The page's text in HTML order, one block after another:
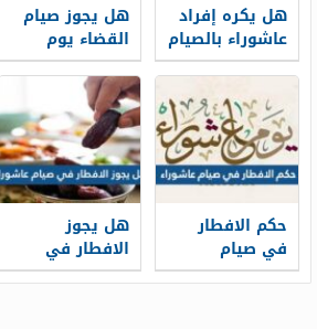
هل يكره إفراد
عاشوراء بالصيام
هل يجوز صيام
القضاء يوم
عاشوراء
حكم الافطار
في صيام
عاشوراء
هل يجوز
الافطار في
صيام عاشوراء